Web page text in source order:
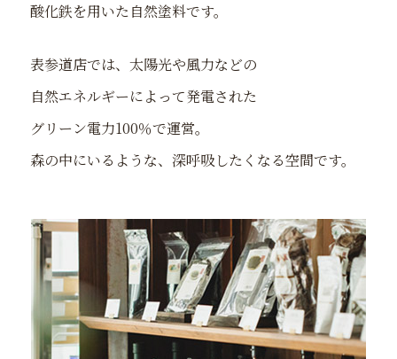
酸化鉄を用いた自然塗料です。
表参道店では、太陽光や風力などの
自然エネルギーによって発電された
グリーン電力100％で運営。
森の中にいるような、深呼吸したくなる空間です。